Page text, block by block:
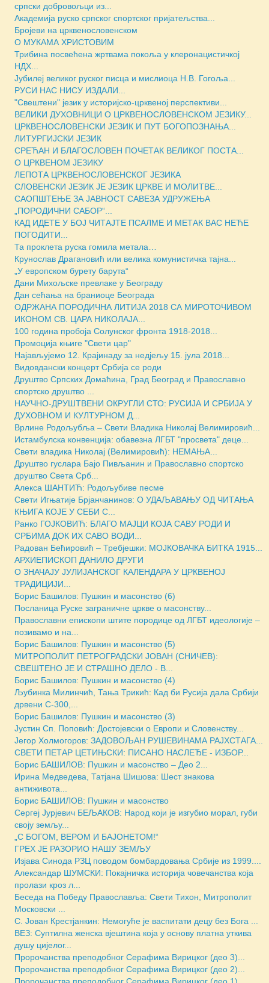
српски добровољци из...
Академија руско српског спортског пријатељства...
Бројеви на црквенословенском
О МУКАМА ХРИСТОВИМ
Трибина посвећена жртвама покоља у клеронацистичкој
НДХ...
Јубилеј великог руског писца и мислиоца Н.В. Гогоља...
РУСИ НАС НИСУ ИЗДАЛИ...
"Свештени" језик у историјско-црквеној перспективи...
ВЕЛИКИ ДУХОВНИЦИ О ЦРКВЕНОСЛОВЕНСКОМ ЈЕЗИКУ...
ЦРКВЕНОСЛОВЕНСКИ ЈЕЗИК И ПУТ БОГОПОЗНАЊА...
ЛИТУРГИЈСКИ ЈЕЗИК
СРЕЋАН И БЛАГОСЛОВЕН ПОЧЕТАК ВЕЛИКОГ ПОСТА...
О ЦРКВЕНОМ ЈЕЗИКУ
ЛЕПОТА ЦРКВЕНОСЛОВЕНСКОГ ЈЕЗИКА
СЛОВЕНСКИ ЈЕЗИК ЈЕ ЈЕЗИК ЦРКВЕ И МОЛИТВЕ...
САОПШТЕЊЕ ЗА ЈАВНОСТ САВЕЗА УДРУЖЕЊА
„ПОРОДИЧНИ САБОР“...
КАД ИДЕТЕ У БОЈ ЧИТАЈТЕ ПСАЛМЕ И МЕТАК ВАС НЕЋЕ
ПОГОДИТИ...
Та проклета руска гомила метала…
Крунослав Драгановић или велика комунистичка тајна...
„У европском бурету барута“
Дани Михољске превлаке у Београду
Дан сећања на браниоце Београда
ОДРЖАНА ПОРОДИЧНА ЛИТИЈА 2018 СА МИРОТОЧИВОМ
ИКОНОМ СВ. ЦАРА НИКОЛАЈА...
100 година пробоја Солунског фронта 1918-2018...
Промоција књиге "Свети цар"
Најављујемо 12. Крајинаду за недјељу 15. јула 2018...
Видовдански концерт Србија се роди
Друштво Српских Домаћина, Град Београд и Православно
спортско друштво ...
НАУЧНО-ДРУШТВЕНИ ОКРУГЛИ СТО: РУСИЈА И СРБИЈА У
ДУХОВНОМ И КУЛТУРНОМ Д...
Врлине Родољубља – Свети Владика Николај Велимировић...
Истамбулска конвенција: обавезна ЛГБТ "просвета" деце...
Свети владика Николај (Велимировић): НЕМАЊА...
Друштво гуслара Бајо Пивљанин и Православно спортско
друштво Света Срб...
Алекса ШАНТИЋ: Родољубиве песме
Свети Игњатиjе Брјанчанинов: О УДАЉАВАЊУ ОД ЧИТАЊА
КЊИГА КОЈЕ У СЕБИ С...
Ранко ГОЈКОВИЋ: БЛАГО МАЈЦИ КОЈА САВУ РОДИ И
СРБИМА ДОК ИХ САВО ВОДИ...
Радован Бећировић – Требјешки: МОЈКОВАЧКА БИТКА 1915...
АРХИЕПИСКОП ДАНИЛО ДРУГИ
О ЗНАЧАЈУ ЈУЛИЈАНСКОГ КАЛЕНДАРА У ЦРКВЕНОЈ
ТРАДИЦИЈИ...
Борис Башилов: Пушкин и масонство (6)
Посланица Руске заграничне цркве о масонству...
Православни епископи штите породице од ЛГБТ идеологије –
позивамо и на...
Борис Башилов: Пушкин и масонство (5)
МИТРОПОЛИТ ПЕТРОГРАДСКИ ЈОВАН (СНИЧЕВ):
СВЕШТЕНО ЈЕ И СТРАШНО ДЕЛО - В...
Борис Башилов: Пушкин и масонство (4)
Љубинка Милинчић, Тања Трикић: Кад би Русија дала Србији
дрвени С-300,...
Борис Башилов: Пушкин и масонство (3)
Јустин Сп. Поповић: Достојевски о Европи и Словенству...
Јегор Холмогоров: ЗАДОВОЉАН РУШЕВИНАМА РАЈХСТАГА...
СВЕТИ ПЕТАР ЦЕТИЊСКИ: ПИСАНО НАСЛЕЂЕ - ИЗБОР...
Борис БАШИЛОВ: Пушкин и масонство – Део 2...
Ирина Медведева, Татјана Шишова: Шест знакова
антиживота...
Борис БАШИЛОВ: Пушкин и масонство
Сергеј Јурјевич БЕЉАКОВ: Народ који је изгубио морал, губи
своју земљу...
„С БОГОМ, ВЕРОМ И БАЈОНЕТОМ!“
ГРЕХ ЈЕ РАЗОРИО НАШУ ЗЕМЉУ
Изјава Синода РЗЦ поводом бомбардовања Србије из 1999....
Александар ШУМСКИ: Покајничка историја човечанства која
пролази кроз л...
Беседа на Победу Православља: Свети Тихон, Митрополит
Московски ...
С. Јован Крестјанкин: Немогуће је васпитати децу без Бога ...
ВЕЗ: Суптилна женска вјештина која у основу платна уткива
душу цијелог...
Пророчанства преподобног Серафима Вирицког (део 3)...
Пророчанства преподобног Серафима Вирицког (део 2)...
Пророчанства преподобног Серафима Вирицког (део 1)...